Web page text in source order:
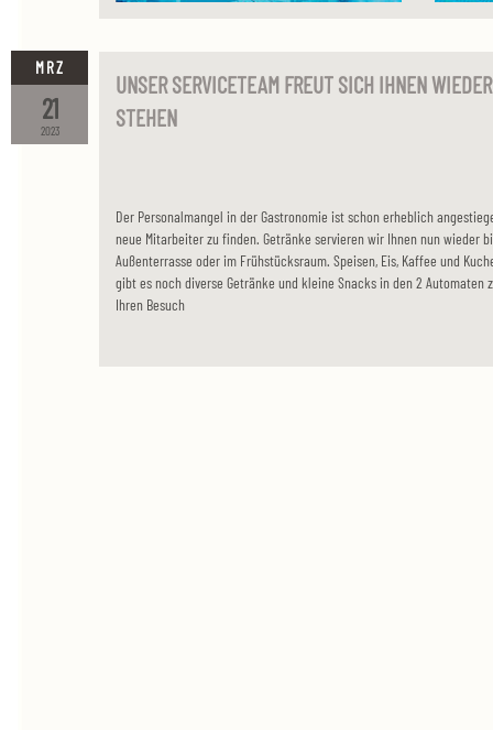
2023
21
MRZ
UNSER SERVICETEAM FREUT SICH IHNEN
STEHEN
Der Personalmangel in der Gastronomie ist schon erheblich
neue Mitarbeiter zu finden. Getränke servieren wir Ihnen nun wieder
Außenterrasse oder im Frühstücksraum. Speisen, Eis, Kaffee und
gibt es noch diverse Getränke und kleine Snacks in den 2 Automaten
Ihren Besuch